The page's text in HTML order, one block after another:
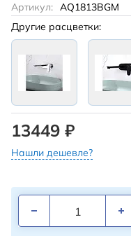
Артикул: AQ1813BGM
Другие расцветки:
13449 ₽
Нашли дешевле?